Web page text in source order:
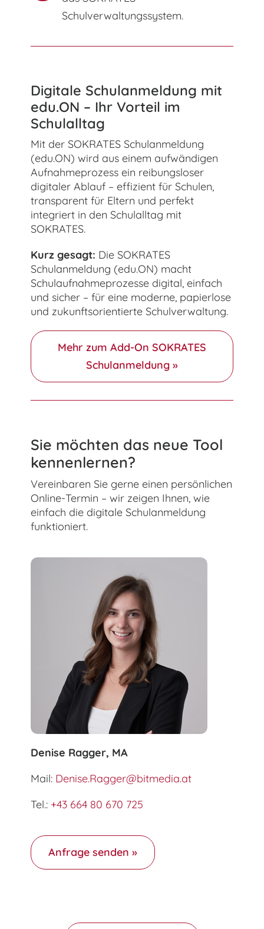
Schulverwaltungssystem.
Digitale Schulanmeldung mit
edu.ON – Ihr Vorteil im
Schulalltag
Mit der SOKRATES Schulanmeldung
(edu.ON) wird aus einem aufwändigen
Aufnahmeprozess ein reibungsloser
digitaler Ablauf – effizient für Schulen,
transparent für Eltern und perfekt
integriert in den Schulalltag mit
SOKRATES.
Kurz gesagt: Die SOKRATES
Schulanmeldung (edu.ON) macht
Schulaufnahmeprozesse digital, einfach
und sicher – für eine moderne, papierlose
und zukunftsorientierte Schulverwaltung.
Mehr zum Add-On SOKRATES
Schulanmeldung »
Sie möchten das neue Tool
kennenlernen?
Vereinbaren Sie gerne einen persönlichen
Online-Termin – wir zeigen Ihnen, wie
einfach die digitale Schulanmeldung
funktioniert.
Denise Ragger, MA
Mail: Denise.Ragger@bitmedia.at
Tel.: +43 664 80 670 725
Anfrage senden »